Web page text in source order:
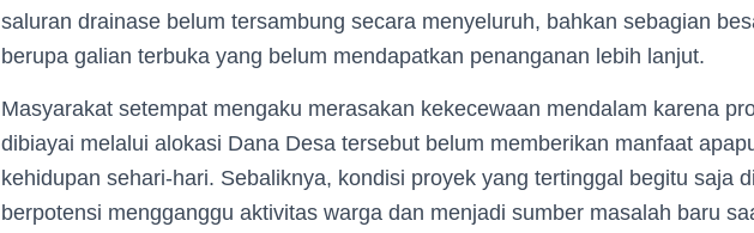
saluran drainase belum tersambung secara menyeluruh, bahkan sebagian
berupa galian terbuka yang belum mendapatkan penanganan lebih lanjut.
Masyarakat setempat mengaku merasakan kekecewaan mendalam karena
dibiayai melalui alokasi Dana Desa tersebut belum memberikan manfaat
kehidupan sehari-hari. Sebaliknya, kondisi proyek yang tertinggal begitu saja
berpotensi mengganggu aktivitas warga dan menjadi sumber masalah baru